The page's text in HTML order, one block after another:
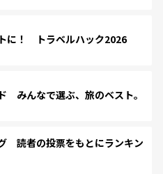
に！ トラベルハック2026
みんなで選ぶ、旅のベスト。
読者の投票をもとにランキン